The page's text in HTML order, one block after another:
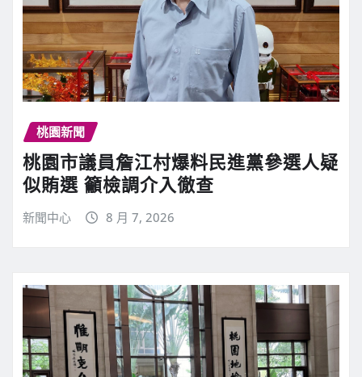
桃園新聞
桃園市議員詹江村爆料民進黨參選人疑
似賄選 籲檢調介入徹查
新聞中心 8 月 7, 2026